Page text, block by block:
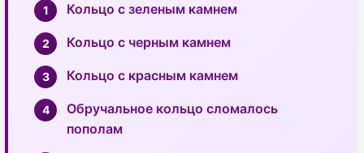
Кольцо с зеленым камнем
Кольцо с черным камнем
Кольцо с красным камнем
Обручальное кольцо сломалось
пополам